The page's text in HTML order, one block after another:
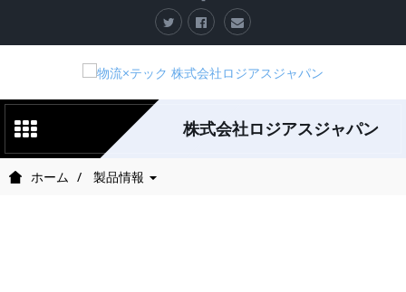
株式会社ロジアスジャパン
ホーム 製品情報